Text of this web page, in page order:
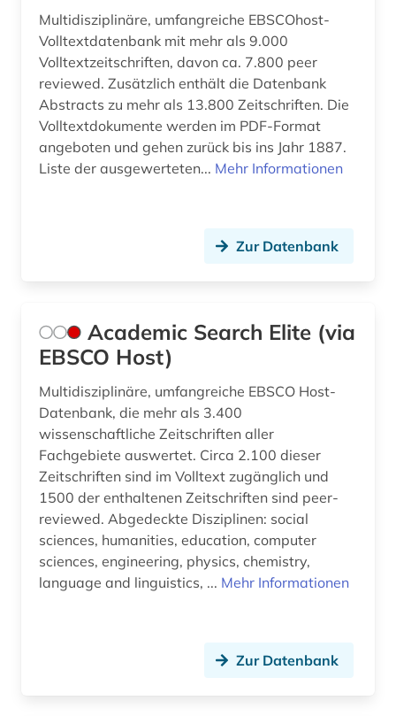
bauökologie (3)
bayern (3)
befestigung (1)
belastungsversuche (1)
berlin (5)
beton (3)
betonbau (1)
betriebsführung (1)
betriebsorganisation (1)
betriebssicherheit (1)
betriebswirtschaft (2)
betriebswirtschaftslehre (1)
bibliografie (14)
Multidisziplinäre, umfangreiche EBSCOhost-
Volltextdatenbank mit mehr als 9.000
Volltextzeitschriften, davon ca. 7.800 peer
reviewed. Zusätzlich enthält die Datenbank
Abstracts zu mehr als 13.800 Zeitschriften. Die
Volltextdokumente werden im PDF-Format
angeboten und gehen zurück bis ins Jahr 1887.
Liste der ausgewerteten... Mehr Informationen
Zur Datenbank
Academic Search Elite (via
EBSCO Host)
Multidisziplinäre, umfangreiche EBSCO Host-
Datenbank, die mehr als 3.400
wissenschaftliche Zeitschriften aller
Fachgebiete auswertet. Circa 2.100 dieser
Zeitschriften sind im Volltext zugänglich und
1500 der enthaltenen Zeitschriften sind peer-
reviewed. Abgedeckte Disziplinen: social
sciences, humanities, education, computer
sciences, engineering, physics, chemistry,
language and linguistics, ... Mehr Informationen
Zur Datenbank